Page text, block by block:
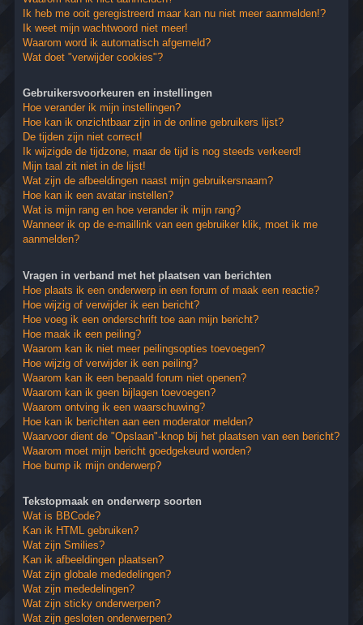
Ik heb me ooit geregistreerd maar kan nu niet meer aanmelden!?
Ik weet mijn wachtwoord niet meer!
Waarom word ik automatisch afgemeld?
Wat doet "verwijder cookies"?
Gebruikersvoorkeuren en instellingen
Hoe verander ik mijn instellingen?
Hoe kan ik onzichtbaar zijn in de online gebruikers lijst?
De tijden zijn niet correct!
Ik wijzigde de tijdzone, maar de tijd is nog steeds verkeerd!
Mijn taal zit niet in de lijst!
Wat zijn de afbeeldingen naast mijn gebruikersnaam?
Hoe kan ik een avatar instellen?
Wat is mijn rang en hoe verander ik mijn rang?
Wanneer ik op de e-maillink van een gebruiker klik, moet ik me
aanmelden?
Vragen in verband met het plaatsen van berichten
Hoe plaats ik een onderwerp in een forum of maak een reactie?
Hoe wijzig of verwijder ik een bericht?
Hoe voeg ik een onderschrift toe aan mijn bericht?
Hoe maak ik een peiling?
Waarom kan ik niet meer peilingsopties toevoegen?
Hoe wijzig of verwijder ik een peiling?
Waarom kan ik een bepaald forum niet openen?
Waarom kan ik geen bijlagen toevoegen?
Waarom ontving ik een waarschuwing?
Hoe kan ik berichten aan een moderator melden?
Waarvoor dient de "Opslaan"-knop bij het plaatsen van een bericht?
Waarom moet mijn bericht goedgekeurd worden?
Hoe bump ik mijn onderwerp?
Tekstopmaak en onderwerp soorten
Wat is BBCode?
Kan ik HTML gebruiken?
Wat zijn Smilies?
Kan ik afbeeldingen plaatsen?
Wat zijn globale mededelingen?
Wat zijn mededelingen?
Wat zijn sticky onderwerpen?
Wat zijn gesloten onderwerpen?